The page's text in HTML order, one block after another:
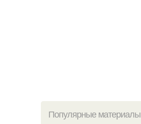
Популярные материалы